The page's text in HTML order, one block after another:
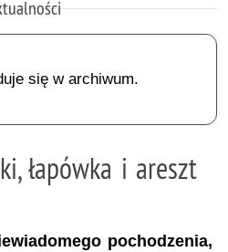
się w archiwum.
łapówka i areszt
pochodzenia,